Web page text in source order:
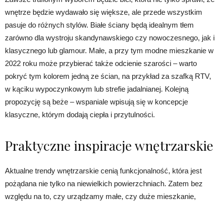
wnętrze będzie wydawało się większe, ale przede wszystkim
pasuje do różnych stylów. Białe ściany będą idealnym tłem
zarówno dla wystroju skandynawskiego czy nowoczesnego, jak i
klasycznego lub glamour. Małe, a przy tym modne mieszkanie w
2022 roku może przybierać także odcienie szarości – warto
pokryć tym kolorem jedną ze ścian, na przykład za szafką RTV,
w kąciku wypoczynkowym lub strefie jadalnianej. Kolejną
propozycję są beże – wspaniale wpisują się w koncepcje
klasyczne, którym dodają ciepła i przytulności.
Praktyczne inspiracje wnętrzarskie
Aktualne trendy wnętrzarskie cenią funkcjonalność, która jest
pożądana nie tylko na niewielkich powierzchniach. Zatem bez
względu na to, czy urządzamy małe, czy duże mieszkanie,